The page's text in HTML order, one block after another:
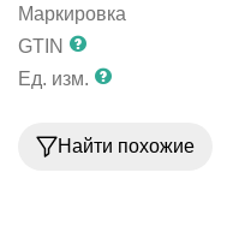
Маркировка
GTIN
Ед. изм.
Найти похожие